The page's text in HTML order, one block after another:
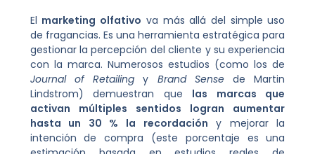
El marketing olfativo va más allá del simple uso
de fragancias. Es una herramienta estratégica para
gestionar la percepción del cliente y su experiencia
con la marca. Numerosos estudios (como los de
Journal of Retailing y Brand Sensede Martin
Lindstrom) demuestran que las marcas que
activan múltiples sentidos logran aumentar
hasta un 30 % la recordación y mejorar la
intención de compra (este porcentaje es una